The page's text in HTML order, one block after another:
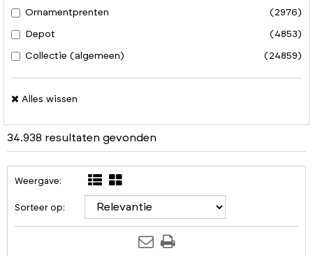
Ornamentprenten (2976)
Depot (4853)
Collectie (algemeen) (24859)
Alles wissen
34.938 resultaten gevonden
Weergave:
Sorteer op: